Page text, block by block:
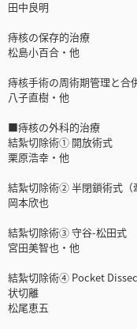
田中良明
痔核の保存的治療
松島小百合・他
痔核手術の周術期管理と
八子直樹・他
■痔核の外科的治療
結紮切除術① 開放術式
栗原浩幸・他
結紮切除術② 半閉鎖術式（
岡本欣也
結紮切除術③ 守谷-松田式
宮田美智也・他
結紮切除術④ Pocket
状切離
松尾恵五